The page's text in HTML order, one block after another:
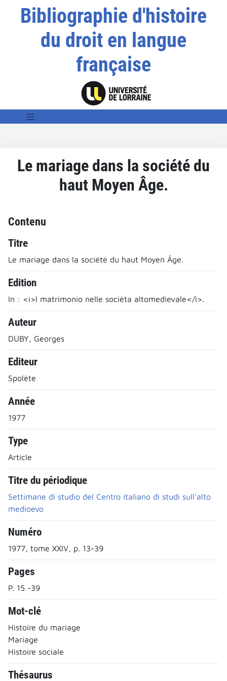
Bibliographie d'histoire
du droit en langue
française
Le mariage dans la société du
haut Moyen Âge.
Contenu
Titre
Le mariage dans la société du haut Moyen Âge.
Edition
In : <i>l matrimonio nelle socièta altomedievale</i>.
Auteur
DUBY, Georges
Editeur
Spolète
Année
1977
Type
Article
Titre du périodique
Settimane di studio del Centro italiano di studi sull'alto
medioevo
Numéro
1977, tome XXIV, p. 13-39
Pages
P. 15 -39
Mot-clé
Histoire du mariage
Mariage
Histoire sociale
Thésaurus